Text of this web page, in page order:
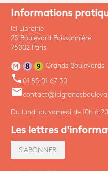
Informations
Ici Librairie
25 Boulevard Poissonnière
75002 Paris
Grands Boulevards
phone 01 85 01 67 30
email
Du lundi au samedi de 10h à
Les lettres
S'ABONNER